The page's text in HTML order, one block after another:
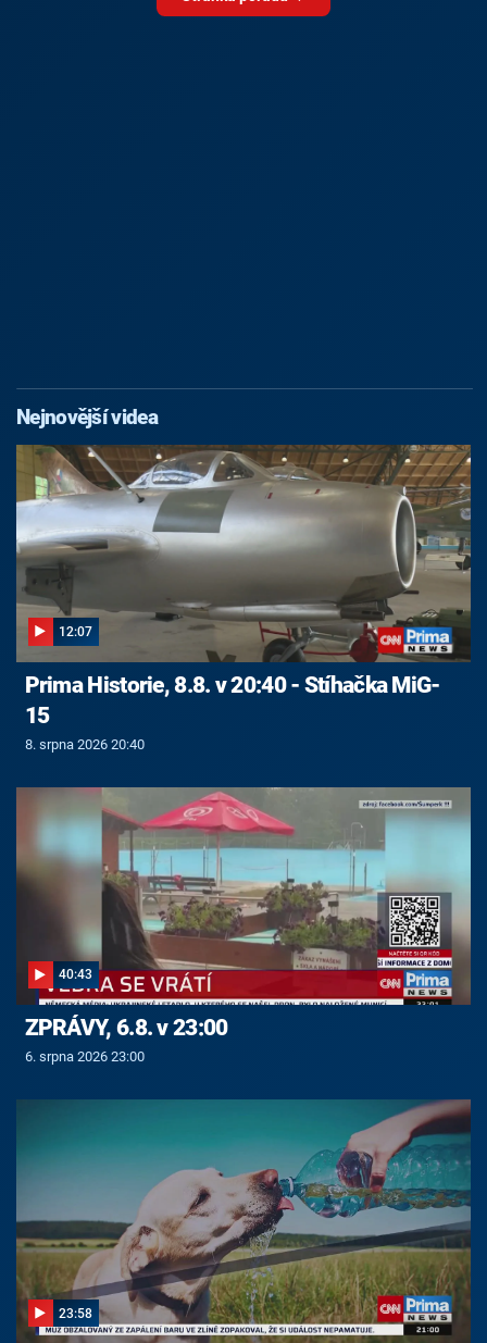
Nejnovější videa
12:07
Prima Historie, 8.8. v 20:40 - Stíhačka MiG-
15
8. srpna 2026 20:40
40:43
ZPRÁVY, 6.8. v 23:00
6. srpna 2026 23:00
23:58